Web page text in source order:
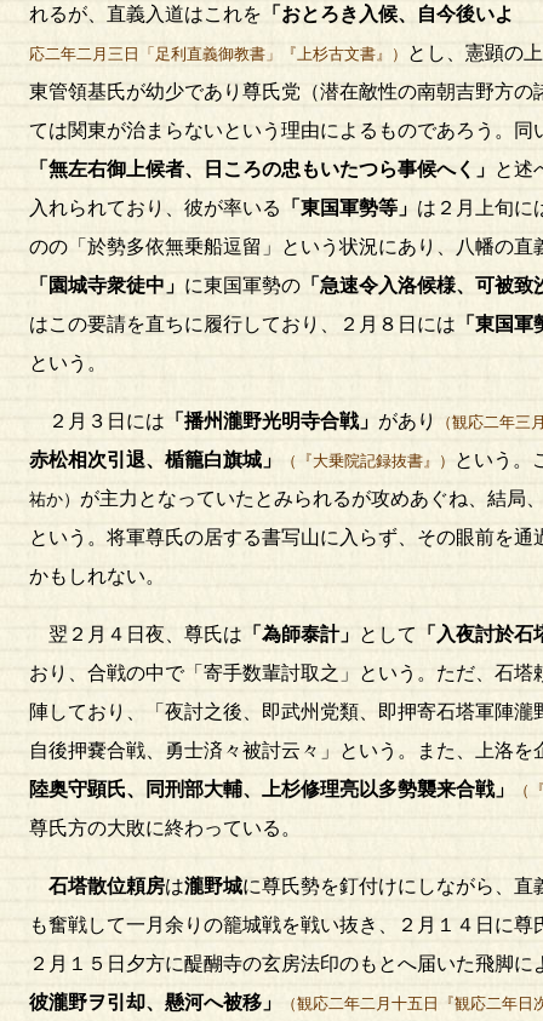
れるが、直義入道はこれを 「おとろき入候、自今後いよ
応二年二月三日「足利直義御教書」『上杉古文書』）
とし、憲顕の
東管領基氏が幼少であり尊氏党（潜在敵性の南朝吉野方
ては関東が治まらないという理由によるものであろう。
「無左右御上候者、日ころの忠もいたつら事候へく」 と述
入れられており、彼が率いる
「東国軍勢等」 は２月上旬に
のの「於勢多依無乗船逗留」という状況にあり、八幡の
「園城寺衆徒中」 に東国軍勢の 「急速令入洛候様、可被致
はこの要請を直ちに履行しており、２月８日には 「東国
という。
２月３日には 「播州瀧野光明寺合戦」 があり （観応二年三
赤松相次引退、楯籠白旗城」 （『大乗院記録抜書』） という。
祐か） が主力となっていたとみられるが攻めあぐね、結局
という。将軍尊氏の居する書写山に入らず、その眼前を
かもしれない。
翌２月４日夜、尊氏は 「為師泰計」 として
「入夜討於
おり、合戦の中で「寄手数輩討取之」という。ただ、石
陣しており、「夜討之後、即武州党類、即押寄石塔軍陣瀧
自後押嚢合戦、勇士済々被討云々」という。また、上洛
陸奥守顕氏、同刑部大輔、上杉修理亮以多勢襲来合戦」
（
尊氏方の大敗に終わっている。
石塔散位頼房は瀧野城に尊氏勢を釘付けにしながら、
も奮戦して一月余りの籠城戦を戦い抜き、２月１４日に尊
２月１５日夕方に醍醐寺の玄房法印のもとへ届いた飛脚に
彼瀧野ヲ引却、懸河へ被移」
（観応二年二月十五日『観応二年日